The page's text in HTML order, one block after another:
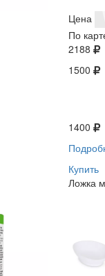
Цена
По
2188
1500
1400
Купить
Ложка